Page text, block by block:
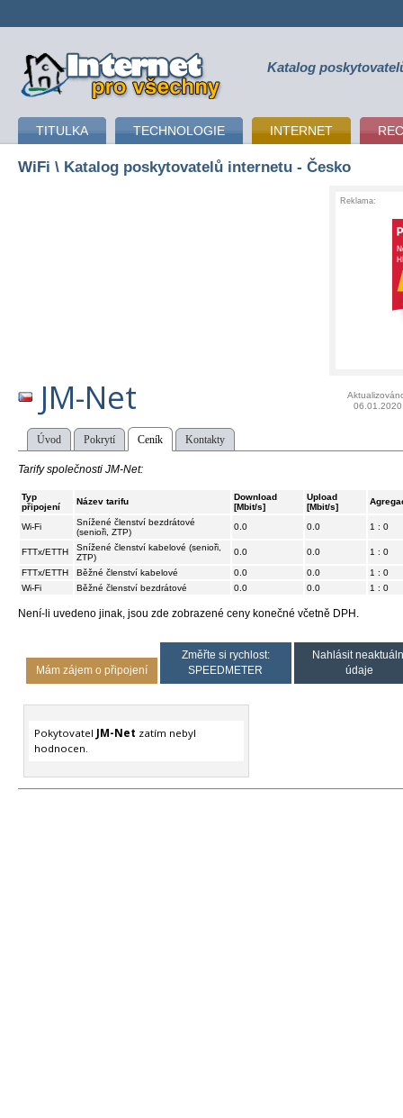
připojení k internetu Katalog
TITULKA TECHNOLOGIE INTERNET
WiFi \ Katalog poskytovatelů internetu - Česko
Reklama:
JM-Net
06.01.2020
Úvod Pokrytí Ceník Kontakty
Tarify společnosti JM-Net:
Typ
připojení
Název tarifu
Download
[Mbit/s]
Upload
[Mbit/s]
Wi-Fi
Snížené členství bezdrátové
(senioři, ZTP)
0.0 0.0 1 : 0
FTTx/ETTH
Snížené členství kabelové (senioři,
ZTP)
0.0 0.0 1 : 0
FTTx/ETTH Běžné členství kabelové 0.0 0.0
1 : 0
Wi-Fi
Běžné členství bezdrátové 0.0 0.0 1 : 0
Není-li uvedeno jinak, jsou zde zobrazené ceny konečné včetně DPH.
Mám zájem o připojení
Změřte si rychlost:
SPEEDMETER
Nahlásit
údaje
Pokytovatel JM-Net zatím nebyl
hodnocen.